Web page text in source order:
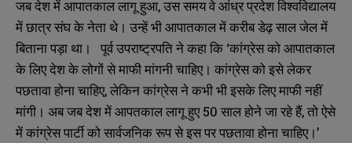
जब देश में आपातकाल लागू हुआ, उस समय वे आंध्र प्रदेश विश्वविद्यालय
में छात्र संघ के नेता थे। उन्हें भी आपातकाल में करीब डेढ़ साल जेल में
बिताना पड़ा था। पूर्व उपराष्ट्रपति ने कहा कि ‘कांग्रेस को आपातकाल
के लिए देश के लोगों से माफी मांगनी चाहिए। कांग्रेस को इसे लेकर
पछतावा होना चाहिए, लेकिन कांग्रेस ने कभी भी इसके लिए माफी नहीं
मांगी। अब जब देश में आपतकाल लागू हुए 50 साल होने जा रहे हैं, तो ऐसे
में कांग्रेस पार्टी को सार्वजनिक रूप से इस पर पछतावा होना चाहिए।’